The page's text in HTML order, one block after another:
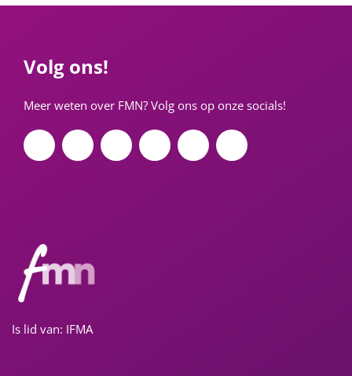
Is lid van: IFMA
Volg ons!
Meer weten over FMN? Volg ons op onze socials!